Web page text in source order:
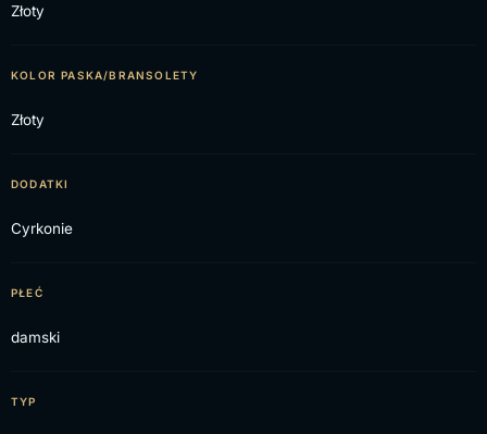
Złoty
KOLOR PASKA/BRANSOLETY
Złoty
DODATKI
Cyrkonie
PŁEĆ
damski
TYP